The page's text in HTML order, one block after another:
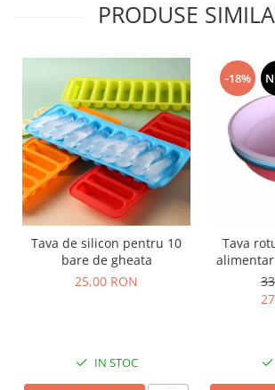
PRODUSE
Tava de silicon pentru 10
bare de gheata
25,00 RON
IN STOC
-18%
Tava
25cm,
prajitura,
aer